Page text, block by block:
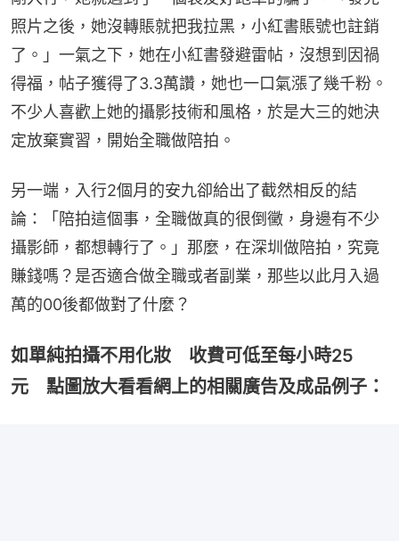
照片之後，她沒轉賬就把我拉黑，小紅書賬號也註銷
了。」一氣之下，她在小紅書發避雷帖，沒想到因禍
得福，帖子獲得了3.3萬讚，她也一口氣漲了幾千粉。
不少人喜歡上她的攝影技術和風格，於是大三的她決
定放棄實習，開始全職做陪拍。
另一端，入行2個月的安九卻給出了截然相反的結
論：「陪拍這個事，全職做真的很倒黴，身邊有不少
攝影師，都想轉行了。」那麼，在深圳做陪拍，究竟
賺錢嗎？是否適合做全職或者副業，那些以此月入過
萬的00後都做對了什麼？
如單純拍攝不用化妝 收費可低至每小時25
元 點圖放大看看網上的相關廣告及成品例子：